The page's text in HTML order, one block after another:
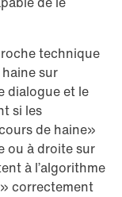
technique
sur
dialogue et le
si les
de haine»
ou à droite sur
à l’algorithme
correctement